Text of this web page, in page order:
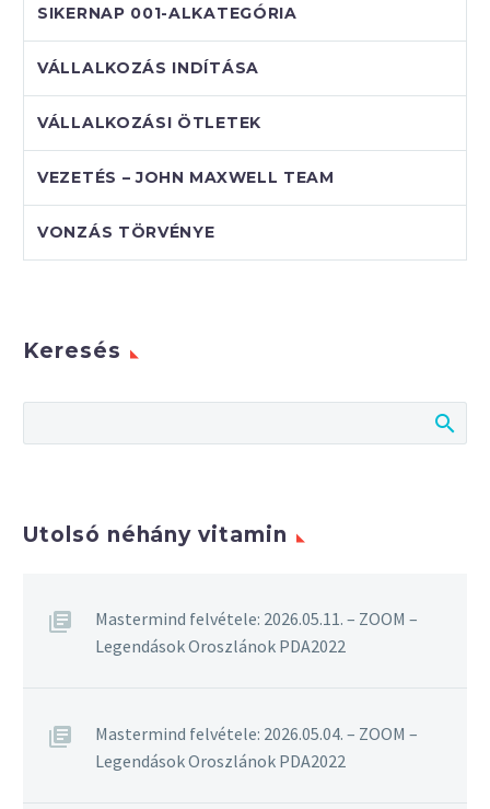
SIKERNAP 001-ALKATEGÓRIA
VÁLLALKOZÁS INDÍTÁSA
VÁLLALKOZÁSI ÖTLETEK
VEZETÉS – JOHN MAXWELL TEAM
VONZÁS TÖRVÉNYE
Keresés
Utolsó néhány vitamin
Mastermind felvétele: 2026.05.11. – ZOOM –
Legendások Oroszlánok PDA2022
Mastermind felvétele: 2026.05.04. – ZOOM –
Legendások Oroszlánok PDA2022